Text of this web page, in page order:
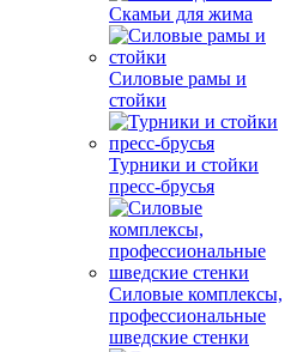
Скамьи для жима
Силовые рамы и
стойки
Турники и стойки
пресс-брусья
Силовые комплексы,
профессиональные
шведские стенки